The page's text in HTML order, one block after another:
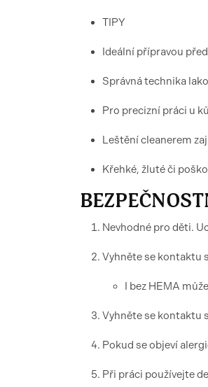
TIPY
Ideální přípravou
Správná technika
Pro precizní práci u
Leštění cleanerem
Křehké, žluté či
Nevhodné pro děti.
Vyhněte se kontaktu
I bez HEMA
Vyhněte se kontaktu
Pokud se objeví
Při práci používejte